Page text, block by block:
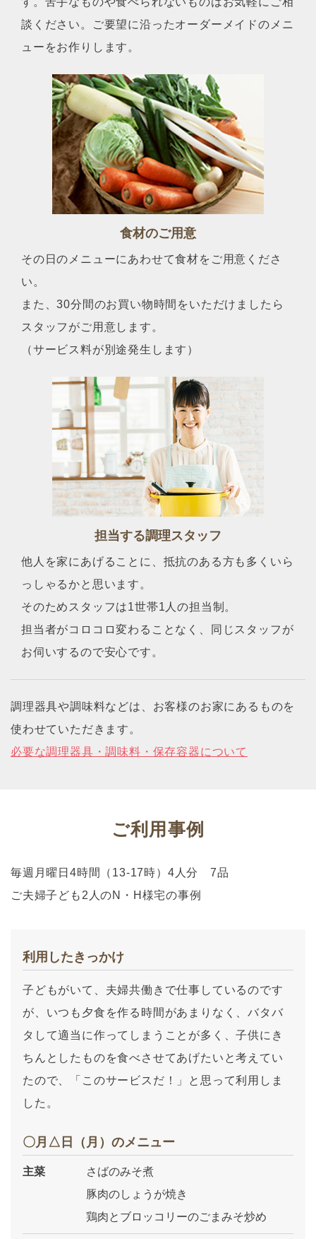
談ください。ご要望に沿ったオーダーメイドのメニ
ューをお作りします。
食材のご用意
その日のメニューにあわせて食材をご用意くださ
い。
また、30分間のお買い物時間をいただけましたら
スタッフがご用意します。
（サービス料が別途発生します）
担当する調理スタッフ
他人を家にあげることに、抵抗のある方も多くいら
っしゃるかと思います。
そのためスタッフは1世帯1人の担当制。
担当者がコロコロ変わることなく、同じスタッフが
お伺いするので安心です。
調理器具や調味料などは、お客様のお家にあるものを
使わせていただきます。
必要な調理器具・調味料・保存容器について
ご利用事例
毎週月曜日4時間（13-17時）4人分 7品
ご夫婦子ども2人のN・H様宅の事例
利用したきっかけ
子どもがいて、夫婦共働きで仕事しているのです
が、いつも夕食を作る時間があまりなく、バタバ
タして適当に作ってしまうことが多く、子供にき
ちんとしたものを食べさせてあげたいと考えてい
たので、「このサービスだ！」と思って利用しま
した。
〇月△日（月）のメニュー
主菜
さばのみそ煮
豚肉のしょうが焼き
鶏肉とブロッコリーのごまみそ炒め